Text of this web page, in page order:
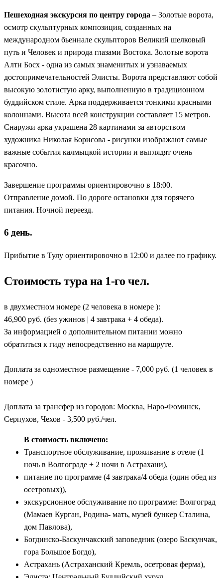
Пешеходная экскурсия по центру города – Золотые ворота,
осмотр скульптурных композиция, созданных на
международном бьеннале скульпторов Великий шелковый
путь и Человек и природа глазами Востока. Золотые ворота
Алтн Босх - одна из самых знаменитых и узнаваемых
достопримечательностей Элисты. Ворота представляют собой
высокую золотистую арку, выполненную в традиционном
буддийском стиле. Арка поддерживается тонкими красными
колоннами. Высота всей конструкции составляет 15 метров.
Снаружи арка украшена 28 картинами за авторством
художника Николая Борисова - рисунки изображают самые
важные события калмыцкой истории и выглядят очень
красочно.
Завершение программы ориентировочно в 18:00.
Отправление домой. По дороге остановки для горячего
питания. Ночной переезд.
6 день.
Прибытие в Тулу ориентировочно в 12:00 и далее по графику.
Стоимость тура на 1-го чел.
в двухместном номере (2 человека в номере ):
46,900 руб. (без ужинов | 4 завтрака + 4 обеда).
За информацией о дополнительном питании можно
обратиться к гиду непосредственно на маршруте.
Доплата за одноместное размещение - 7,000 руб. (1 человек в
номере )
Доплата за трансфер из городов: Москва, Наро-Фоминск,
Серпухов, Чехов - 3,500 руб./чел.
В стоимость включено:
Транспортное обслуживание, проживание в отеле (1
ночь в Волгограде + 2 ночи в Астрахани),
питание по программе (4 завтрака/4 обеда (один обед из
осетровых)),
экскурсионное обслуживание по программе: Волгоград
(Мамаев Курган, Родина- мать, музей бункер Сталина,
дом Павлова),
Богдинско-Баскунчакский заповедник (озеро Баскунчак,
гора Большое Богдо),
Астрахань (Астраханский Кремль, осетровая ферма),